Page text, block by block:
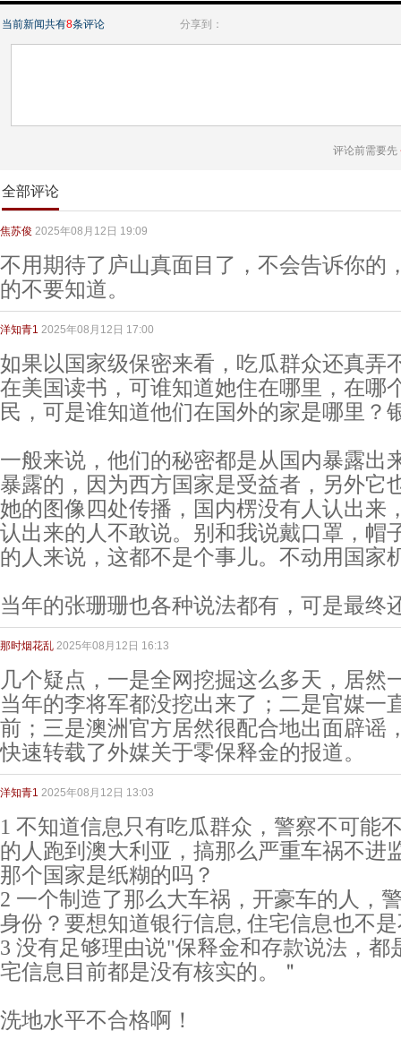
当前新闻共有8条评论 分享到：
评论前需要先
全部评论
焦苏俊 2025年08月12日 19:09
不用期待了庐山真面目了，不会告诉你的
的不要知道。
洋知青1 2025年08月12日 17:00
如果以国家级保密来看，吃瓜群众还真弄
在美国读书，可谁知道她住在哪里，在哪
民，可是谁知道他们在国外的家是哪里？
一般来说，他们的秘密都是从国内暴露出
暴露的，因为西方国家是受益者，另外它
她的图像四处传播，国内楞没有人认出来
认出来的人不敢说。别和我说戴口罩，帽
的人来说，这都不是个事儿。不动用国家
当年的张珊珊也各种说法都有，可是最终
那时烟花乱 2025年08月12日 16:13
几个疑点，一是全网挖掘这么多天，居然
当年的李将军都没挖出来了；二是官媒一
前；三是澳洲官方居然很配合地出面辟谣
快速转载了外媒关于零保释金的报道。
洋知青1 2025年08月12日 13:03
1 不知道信息只有吃瓜群众，警察不可能
的人跑到澳大利亚，搞那么严重车祸不进
那个国家是纸糊的吗？
2 一个制造了那么大车祸，开豪车的人，
身份？要想知道银行信息, 住宅信息也不
3 没有足够理由说"保释金和存款说法，都
宅信息目前都是没有核实的。＂
洗地水平不合格啊！